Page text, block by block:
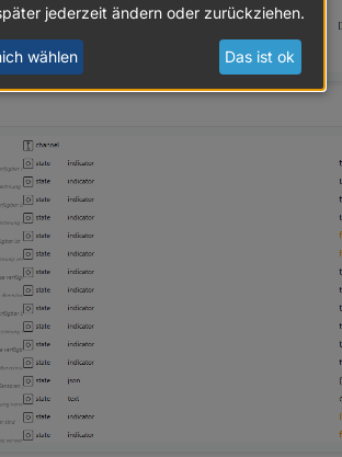
jederzeit ändern oder zurückziehen.
wählen Das ist ok